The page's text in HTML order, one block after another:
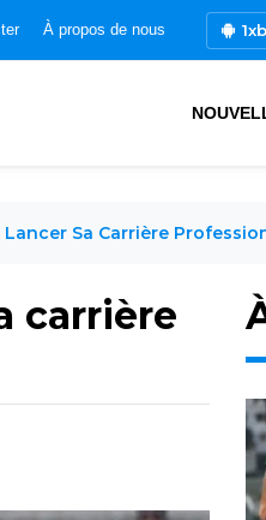
À propos de nous
Sa Carrière
carrière